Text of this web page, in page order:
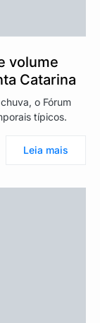
volume
Catarina
o Fórum
típicos.
Leia mais